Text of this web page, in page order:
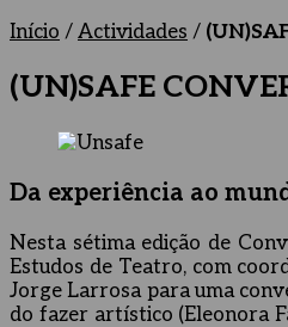
Início / Actividades /
(UN)SAFE
Da experiência ao
Nesta sétima edição de
Estudos de Teatro, com
Jorge Larrosa para uma
do fazer artístico (Eleonora